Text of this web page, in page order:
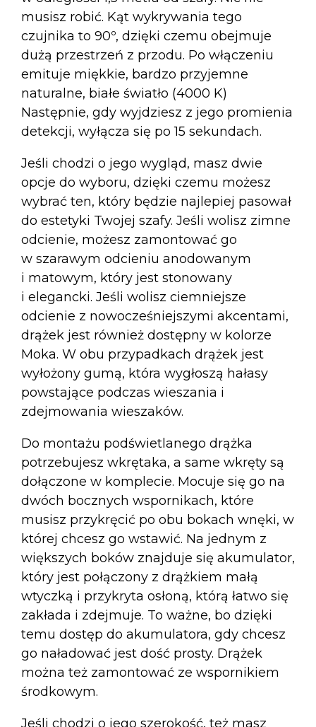
musisz robić. Kąt wykrywania tego
czujnika to 90º, dzięki czemu obejmuje
dużą przestrzeń z przodu. Po włączeniu
emituje miękkie, bardzo przyjemne
naturalne, białe światło (4000 K)
Następnie, gdy wyjdziesz z jego promienia
detekcji, wyłącza się po 15 sekundach.
Jeśli chodzi o jego wygląd, masz dwie
opcje do wyboru, dzięki czemu możesz
wybrać ten, który będzie najlepiej pasował
do estetyki Twojej szafy. Jeśli wolisz zimne
odcienie, możesz zamontować go
w szarawym odcieniu anodowanym
i matowym, który jest stonowany
i elegancki. Jeśli wolisz ciemniejsze
odcienie z nowocześniejszymi akcentami,
drążek jest również dostępny w kolorze
Moka. W obu przypadkach drążek jest
wyłożony gumą, która wygłoszą hałasy
powstające podczas wieszania i
zdejmowania wieszaków.
Do montażu podświetlanego drążka
potrzebujesz wkrętaka, a same wkręty są
dołączone w komplecie. Mocuje się go na
dwóch bocznych wspornikach, które
musisz przykręcić po obu bokach wnęki, w
której chcesz go wstawić. Na jednym z
większych boków znajduje się akumulator,
który jest połączony z drążkiem małą
wtyczką i przykryta osłoną, którą łatwo się
zakłada i zdejmuje. To ważne, bo dzięki
temu dostęp do akumulatora, gdy chcesz
go naładować jest dość prosty. Drążek
można też zamontować ze wspornikiem
środkowym.
Jeśli chodzi o jego szerokość, też masz